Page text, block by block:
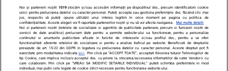
Ce a păţit o asistentă care nu putea rămâne însărcinată,
dar a luat un copil de la Spitalul Universitar? De necrezut
ce s-a întâmplat la 2 ani distanţă
Noi și partenerii noștri 1019stocăm și/sau accesăm informații pe dispozitivul dvs., precum identificatorii cookie
unici pentru prelucrarea datelor cu caracter personal. Puteți accepta sau gestiona preferințele dvs. făcând clic mai
jos, respectiv vă puteți opune utilizării unui interes legitim în orice moment pe pagina cu politica de
confidențialitate. Aceste alegeri vor fi raportate partenerilor noștri și nu vă vor afecta navigarea.
Mai multe detalii
Noi si partenerii nostri (retelele de socializare si agentiile de publicitate partenere, precum si furnizorii nostri de
servicii de date analitice) prelucram date pentru a permite website-ului sa functioneze, pentru a personaliza
continutul si anunturile publicitare afisate in functie de interesele si/sau profilul dvs., pentru a va oferi
functionalitati aferente retelelor de socializare si pentru a analiza traficul pe website. Beneficiati de drepturile
prevazute de art. 15-22 din GDPR in legatura cu prelucrarea datelor cu caracter personal. Aceste drepturi pot fi
exercitate prin modalitatea indicataaici . Prin click pe “ACCEPT TOATE”, acceptati folosirea tuturor Tehnologiilor de
tip Cookie, care implica inclusiv acceptul dvs. cu privire la stocarea/accesarea informatiilor de catre Vendor-ii cu
care colaboram. Prin click pe “VREAU SA MODIFIC SETARILE INDIVIDUAL” puteti schimba preferintele in mod
individual, mai putin cele legate de cookie strict necesare pentru functionarea website-ului.